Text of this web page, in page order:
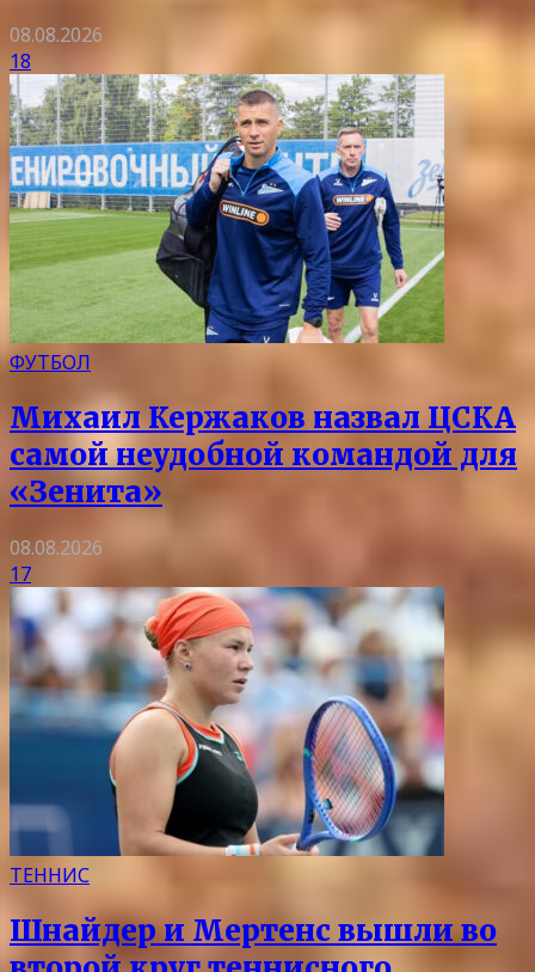
08.08.2026
18
ФУТБОЛ
Михаил Кержаков назвал ЦСКА
самой неудобной командой для
«Зенита»
08.08.2026
17
ТЕННИС
Шнайдер и Мертенс вышли во